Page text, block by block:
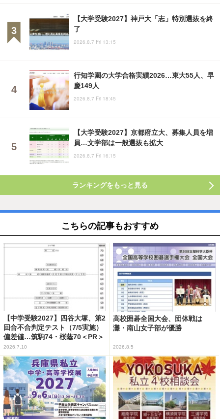
【大学受験2027】神戸大「志」特別選抜を終
了
2026.8.7 Fri 13:15
行知学園の大学合格実績2026…東大55人、早
慶149人
2026.8.7 Fri 18:45
【大学受験2027】京都府立大、募集人員を増
員…文学部は一般選抜も拡大
2026.8.7 Fri 16:15
ランキングをもっと見る
こちらの記事もおすすめ
【中学受験2027】四谷大塚、第2
回合不合判定テスト（7/5実施）
偏差値…筑駒74・桜蔭70＜PR＞
2026.7.10
高校囲碁全国大会、団体戦は
灘・南山女子部が優勝
2026.8.5